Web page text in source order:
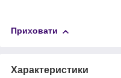
Приховати
Характеристики